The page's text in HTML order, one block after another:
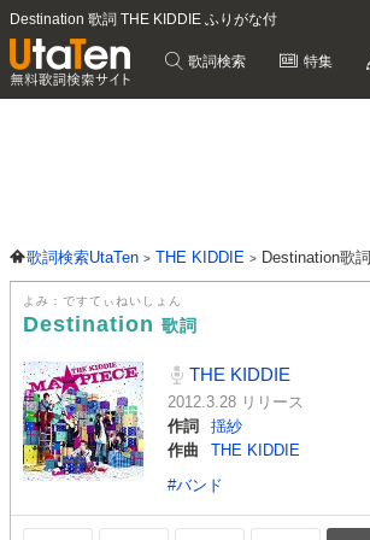
Destination 歌詞 THE KIDDIE ふりがな付
歌詞検索 特集
歌詞検索UtaTen THE KIDDIE Destination歌詞
よみ：ですてぃねいしょん
Destination 歌詞
THE KIDDIE
2012.3.28 リリース
作詞
揺紗
作曲
THE KIDDIE
#バンド